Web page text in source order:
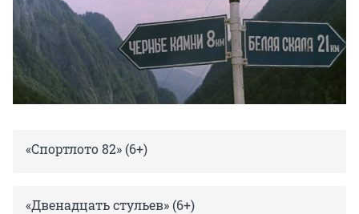
«Спортлото 82» (6+)
«Двенадцать стульев» (6+)